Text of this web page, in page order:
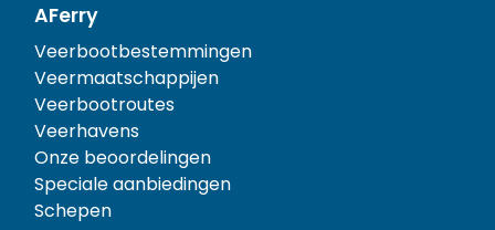
AFerry
Veerbootbestemmingen
Veermaatschappijen
Veerbootroutes
Veerhavens
Onze beoordelingen
Speciale aanbiedingen
Schepen